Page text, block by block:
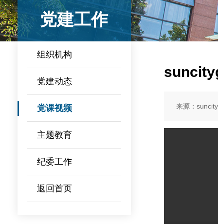
党建工作
组织机构
党建动态
党课视频
主题教育
纪委工作
返回首页
来源：